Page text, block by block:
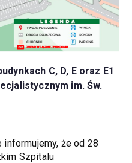
C, D, E oraz E1
im. Św.
że od 28
Szpitalu